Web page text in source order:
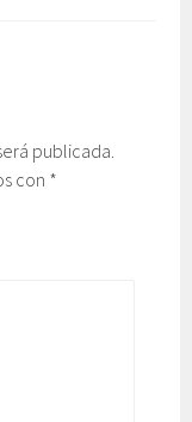
publicada.
con *